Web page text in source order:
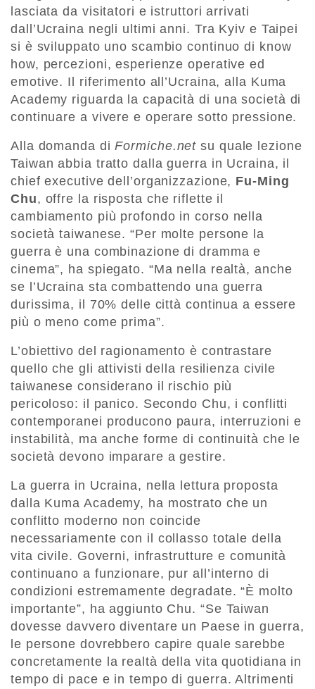
lasciata da visitatori e istruttori arrivati
dall’Ucraina negli ultimi anni. Tra Kyiv e Taipei
si è sviluppato uno scambio continuo di know
how, percezioni, esperienze operative ed
emotive. Il riferimento all’Ucraina, alla Kuma
Academy riguarda la capacità di una società di
continuare a vivere e operare sotto pressione.
Alla domanda diFormiche.net su quale lezione
Taiwan abbia tratto dalla guerra in Ucraina, il
chief executive dell’organizzazione, Fu-Ming
Chu, offre la risposta che riflette il
cambiamento più profondo in corso nella
società taiwanese. “Per molte persone la
guerra è una combinazione di dramma e
cinema”, ha spiegato. “Ma nella realtà, anche
se l’Ucraina sta combattendo una guerra
durissima, il 70% delle città continua a essere
più o meno come prima”.
L’obiettivo del ragionamento è contrastare
quello che gli attivisti della resilienza civile
taiwanese considerano il rischio più
pericoloso: il panico. Secondo Chu, i conflitti
contemporanei producono paura, interruzioni e
instabilità, ma anche forme di continuità che le
società devono imparare a gestire.
La guerra in Ucraina, nella lettura proposta
dalla Kuma Academy, ha mostrato che un
conflitto moderno non coincide
necessariamente con il collasso totale della
vita civile. Governi, infrastrutture e comunità
continuano a funzionare, pur all’interno di
condizioni estremamente degradate. “È molto
importante”, ha aggiunto Chu. “Se Taiwan
dovesse davvero diventare un Paese in guerra,
le persone dovrebbero capire quale sarebbe
concretamente la realtà della vita quotidiana in
tempo di pace e in tempo di guerra. Altrimenti